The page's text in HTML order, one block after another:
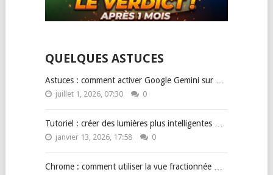
QUELQUES ASTUCES
Astuces : comment activer Google Gemini sur …
juillet 1, 2026, 07:30 0
Tutoriel : créer des lumières plus intelligentes …
janvier 13, 2026, 17:58 0
Chrome : comment utiliser la vue fractionnée …